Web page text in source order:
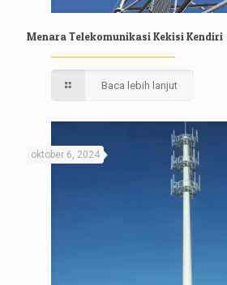
Menara Telekomunikasi Kekisi Kendiri
Baca lebih lanjut
oktober 6, 2024